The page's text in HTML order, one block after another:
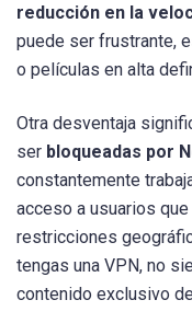
reducción en la
puede ser frustrante,
o películas en alta
Otra desventaja
ser bloqueadas por
constantemente
acceso a usuarios
restricciones
tengas una VPN, no
contenido exclusivo de